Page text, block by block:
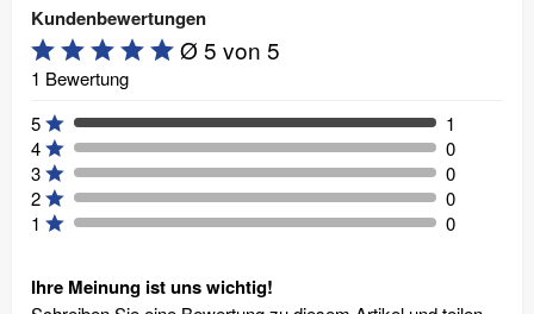
Kundenbewertungen
Ø 5 von 5
1 Bewertung
5
1
4
0
3
0
2
0
1
0
Ihre Meinung ist uns wichtig!